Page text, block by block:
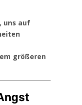
uns auf
größeren